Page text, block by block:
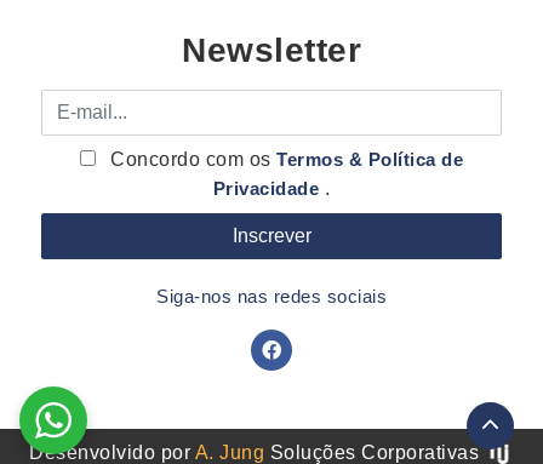
Newsletter
E-mail
Concordo com osTermos & Política de
Privacidade .
Siga-nos nas redes sociais
Desenvolvido por A. Jung Soluções Corporativas